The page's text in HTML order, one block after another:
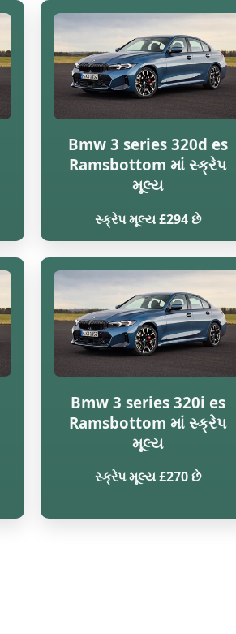
Bmw 3 series 320d es
Ramsbottom માં સ્ક્રેપ
મૂલ્ય
સ્ક્રેપ મૂલ્ય £294 છે
Bmw 3 series 320i es
Ramsbottom માં સ્ક્રેપ
મૂલ્ય
સ્ક્રેપ મૂલ્ય £270 છે